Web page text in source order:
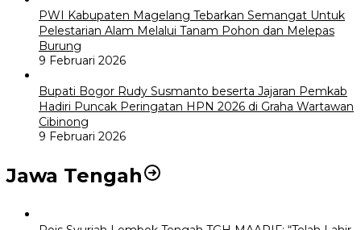
PWI Kabupaten Magelang Tebarkan Semangat Untuk
Pelestarian Alam Melalui Tanam Pohon dan Melepas
Burung
9 Februari 2026
Bupati Bogor Rudy Susmanto beserta Jajaran Pemkab
Hadiri Puncak Peringatan HPN 2026 di Graha Wartawan
Cibinong
9 Februari 2026
Jawa Tengah